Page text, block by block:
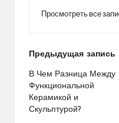
Просмотреть все
Навигация
по
записям
Предыдущая запись
В Чем Разница Между
Функциональной
Керамикой и
Скульптурой?